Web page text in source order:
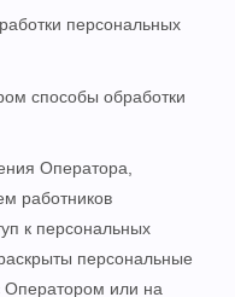
персональных
способы обработки
Оператора,
работников
к персональных
персональные
Оператором или на